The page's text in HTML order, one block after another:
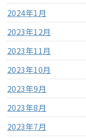
2024年1月
2023年12月
2023年11月
2023年10月
2023年9月
2023年8月
2023年7月